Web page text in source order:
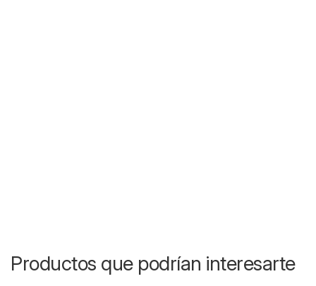
Productos que podrían interesarte